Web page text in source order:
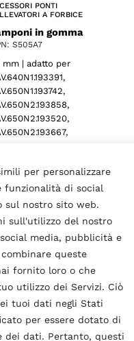
per personalizzare
di social
sul nostro sito web.
sull'utilizzo del nostro
media, pubblicità e
queste
fornito loro o che
utilizzo dei Servizi. Ciò
tuoi dati negli Stati
per essere dotato di
dei dati. Pertanto, questi
PONTI
A FORBICE
in gomma
S505A7
mm | adatto per
e…